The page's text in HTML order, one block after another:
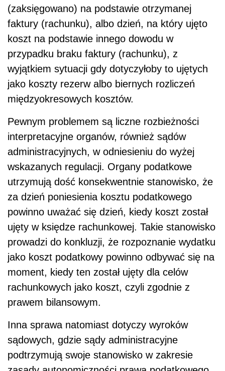
(zaksięgowano) na podstawie otrzymanej
faktury (rachunku), albo dzień, na który ujęto
koszt na podstawie innego dowodu w
przypadku braku faktury (rachunku), z
wyjątkiem sytuacji gdy dotyczyłoby to ujętych
jako koszty rezerw albo biernych rozliczeń
międzyokresowych kosztów.
Pewnym problemem są liczne rozbieżności
interpretacyjne organów, również sądów
administracyjnych, w odniesieniu do wyżej
wskazanych regulacji. Organy podatkowe
utrzymują dość konsekwentnie stanowisko, że
za dzień poniesienia kosztu podatkowego
powinno uważać się dzień, kiedy koszt został
ujęty w księdze rachunkowej. Takie stanowisko
prowadzi do konkluzji, że rozpoznanie wydatku
jako koszt podatkowy powinno odbywać się na
moment, kiedy ten został ujęty dla celów
rachunkowych jako koszt, czyli zgodnie z
prawem bilansowym.
Inna sprawa natomiast dotyczy wyroków
sądowych, gdzie sądy administracyjne
podtrzymują swoje stanowisko w zakresie